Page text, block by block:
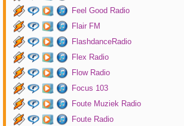
Feel Good Radio
Flair FM
FlashdanceRadio
Flex Radio
Flow Radio
Focus 103
Foute Muziek Radio
Foute Radio